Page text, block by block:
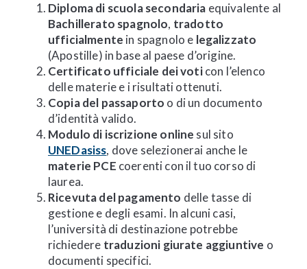
Diploma di scuola secondaria equivalente al
Bachillerato spagnolo, tradotto
ufficialmente in spagnolo e legalizzato
(Apostille) in base al paese d’origine.
Certificato ufficiale dei voticon l’elenco
delle materie e i risultati ottenuti.
Copia del passaporto o di un documento
d’identità valido.
Modulo di iscrizione online sul sito
UNEDasiss, dove selezionerai anche le
materie PCE coerenti con il tuo corso di
laurea.
Ricevuta del pagamento delle tasse di
gestione e degli esami. In alcuni casi,
l’università di destinazione potrebbe
richiedere traduzioni giurate aggiuntive o
documenti specifici.